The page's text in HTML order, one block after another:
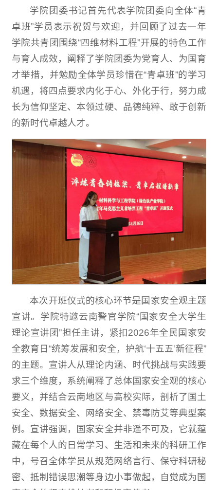
学院团委书记首先代表学院团委向全体“青
卓班”学员表示祝贺与欢迎，并回顾了过去一年
学院共青团围绕“四维材料工程”开展的特色工作
与育人成效，阐释了学院团委为党育人、为国育
才举措，并勉励全体学员珍惜在“青卓班”的学习
机遇，将四点要求内化于心、外化于行，努力成
长为信仰坚定、本领过硬、品德纯粹、敢于创新
的新时代卓越人才。
本次开班仪式的核心环节是国家安全观主题
宣讲。学院特邀云南警官学院“国家安全大学生
理论宣讲团”担任主讲，紧扣2026年全民国家安
全教育日“统筹发展和安全，护航‘十五五’新征程”
的主题。宣讲人从理论内涵、时代挑战与实践要
求三个维度，系统阐释了总体国家安全观的核心
要义，并结合云南地区与高校实际，剖析了国土
安全、数据安全、网络安全、禁毒防艾等典型案
例。宣讲强调，国家安全并非遥不可及，它就蕴
藏在每个人的日常学习、生活和未来的科研工作
中，号召全体学员从规范网络言行、保守科研秘
密、抵制错误思潮等身边小事做起，自觉成为国